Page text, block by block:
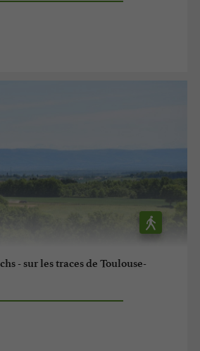
- sur les traces de Toulouse-